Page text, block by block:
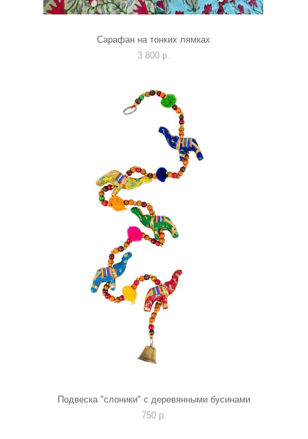
Сарафан на тонких лямках
3 800 p.
Подвеска "слоники" с деревянными бусинами
750 p.